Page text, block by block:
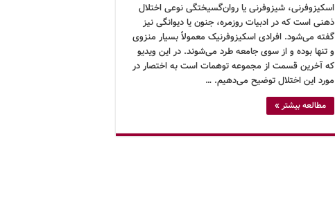
اسکیزوفرنی، شیزوفرنی یا روان‌گسیختگی نوعی اختلال
ذهنی است که در ادبیات روزمره، جنون یا دیوانگی نیز
گفته می‌شود. افرادی اسکیزوفرنیک معمولاً بسیار منزوی
و تنها بوده و از سوی جامعه طرد می‌شوند. در این ویدیو
که آخرین قسمت از مجموعه توهمات است به اختصار در
مورد این اختلال توضیح می‌دهیم. …
مطالعه بیشتر »